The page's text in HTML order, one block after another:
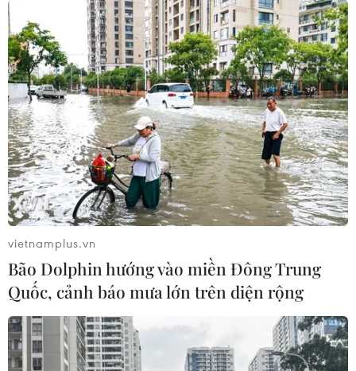
vietnamplus.vn
Bão Dolphin hướng vào miền Đông Trung
Quốc, cảnh báo mưa lớn trên diện rộng